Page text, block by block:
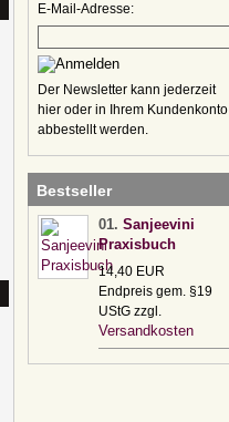
E-Mail-Adresse:
Der Newsletter kann jederzeit
hier oder in Ihrem Kundenkonto
abbestellt werden.
Bestseller
01. Sanjeevini
Praxisbuch
14,40 EUR
Endpreis gem. §19
UStG zzgl.
Versandkosten